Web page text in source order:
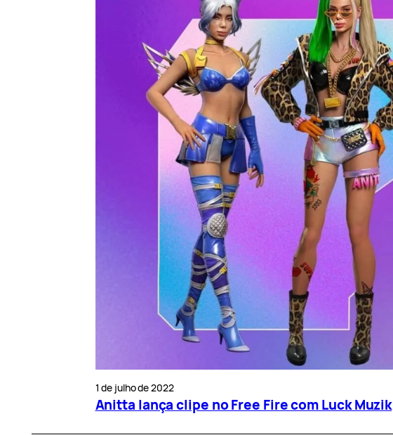
1 de julho de 2022
Anitta lança clipe no Free Fire com Luck Muzik